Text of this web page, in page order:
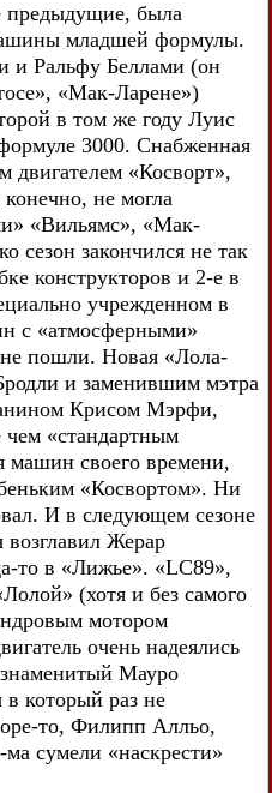
предыдущие, была
младшей формулы.
и Ральфу Беллами (он
«Мак-Ларене»)
в том же году Луис
3000. Снабженная
двигателем «Косворт»,
не могла
«Вильямс», «Мак-
сезон закончился не так
конструкторов и 2-е в
учрежденном в
с «атмосферными»
пошли. Новая «Лола-
и заменившим мэтра
Крисом Мэрфи,
«стандартным
машин своего времени,
«Косвортом». Ни
И в следующем сезоне
Жерар
то в «Лижье». «LC89»,
(хотя и без самого
мотором
очень надеялись
Мауро
который раз не
то, Филипп Алльо,
сумели «наскрести»